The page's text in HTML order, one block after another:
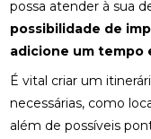
possa atender à sua
possibilidade de
adicione um tempo
É vital criar um
necessárias, como
além de possíveis